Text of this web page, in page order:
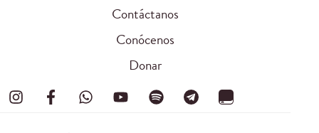
Contáctanos
Conócenos
Donar